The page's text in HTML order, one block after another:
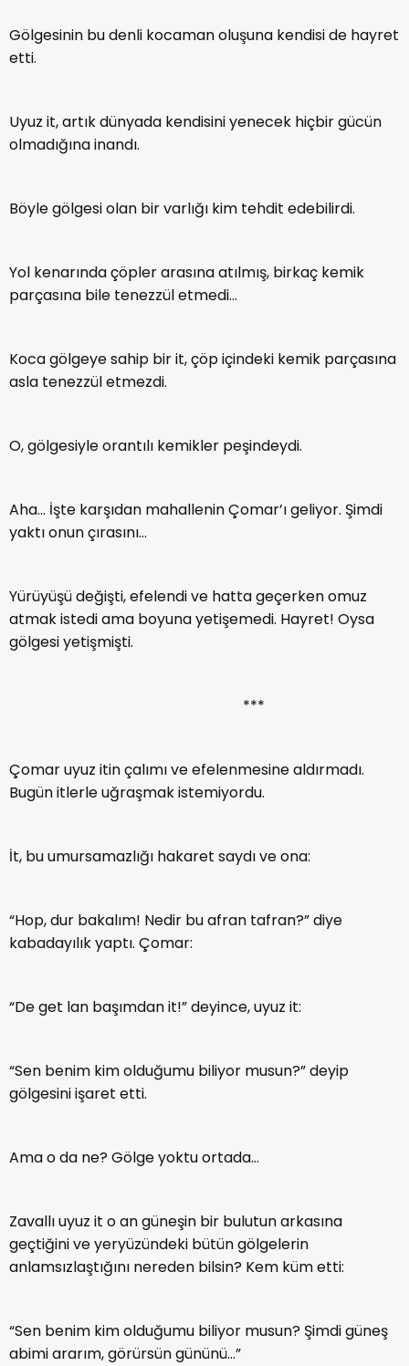
Gölgesinin bu denli kocaman oluşuna kendisi de hayret
etti.
Uyuz it, artık dünyada kendisini yenecek hiçbir gücün
olmadığına inandı.
Böyle gölgesi olan bir varlığı kim tehdit edebilirdi.
Yol kenarında çöpler arasına atılmış, birkaç kemik
parçasına bile tenezzül etmedi…
Koca gölgeye sahip bir it, çöp içindeki kemik parçasına
asla tenezzül etmezdi.
O, gölgesiyle orantılı kemikler peşindeydi.
Aha… İşte karşıdan mahallenin Çomar’ı geliyor. Şimdi
yaktı onun çırasını…
Yürüyüşü değişti, efelendi ve hatta geçerken omuz
atmak istedi ama boyuna yetişemedi. Hayret! Oysa
gölgesi yetişmişti.
***
Çomar uyuz itin çalımı ve efelenmesine aldırmadı.
Bugün itlerle uğraşmak istemiyordu.
İt, bu umursamazlığı hakaret saydı ve ona:
“Hop, dur bakalım! Nedir bu afran tafran?” diye
kabadayılık yaptı. Çomar:
“De get lan başımdan it!” deyince, uyuz it:
“Sen benim kim olduğumu biliyor musun?” deyip
gölgesini işaret etti.
Ama o da ne? Gölge yoktu ortada…
Zavallı uyuz it o an güneşin bir bulutun arkasına
geçtiğini ve yeryüzündeki bütün gölgelerin
anlamsızlaştığını nereden bilsin? Kem küm etti:
“Sen benim kim olduğumu biliyor musun? Şimdi güneş
abimi ararım, görürsün gününü…”